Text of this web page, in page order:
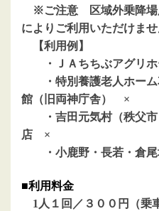
※ご注意 区域外乗降場
によりご利用いただけませ
【利用例】
・ＪＡちちぶアグリ
・特別養護老人ホーム
館（旧両神庁舎） ×
・吉田元気村（秩父市
店 ×
・小鹿野・長若・倉
■利用料金
1人１回／３００円（乗